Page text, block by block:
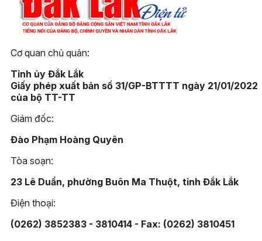
Cơ quan chủ quản:
Tỉnh ủy Đắk Lắk
Giấy phép xuất bản số 31/GP-BTTTT ngày 21/01/2022
của bộ TT-TT
Giám đốc:
Đào Phạm Hoàng Quyên
Tòa soạn:
23 Lê Duẩn, phường Buôn Ma Thuột, tỉnh Đắk Lắk
Điện thoại:
(0262) 3852383 - 3810414 - Fax: (0262) 3810451